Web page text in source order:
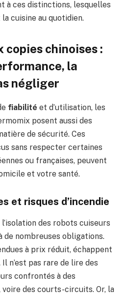
à ces distinctions, lesquelles
cuisine au quotidien.
copies chinoises :
la
négliger
fiabilité et d’utilisation, les
posent aussi des
de sécurité. Ces
sans respecter certaines
ou françaises, peuvent
et votre santé.
et risques d’incendie
des robots cuiseurs
de nombreuses obligations.
à prix réduit, échappent
n’est pas rare de lire des
confrontés à des
des courts-circuits. Or, la